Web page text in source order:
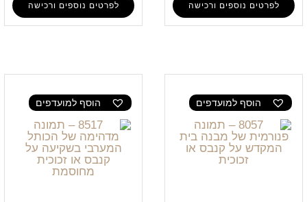
לפרטים נוספים ורכישה לפרטים נוספים ורכישה
הוסף למועדפים הוסף למועדפים